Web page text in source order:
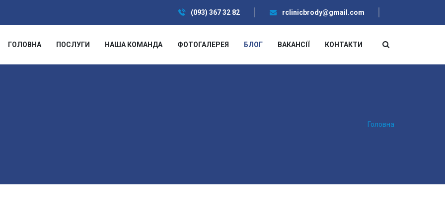
(093) 367 32 82 rclinicbrody@gmail.com
ГОЛОВНА ПОСЛУГИ НАША КОМАНДА ФОТОГАЛЕРЕЯ БЛОГ ВАКАНСІЇ КОНТАКТИ
Головна